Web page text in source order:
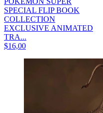
SPECIAL FLIP BOOK
COLLECTION
EXCLUSIVE ANIMATED
TRA...
$16,00